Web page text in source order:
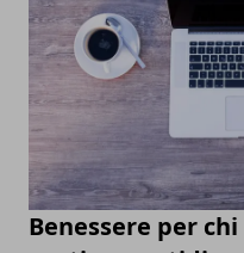
Benessere per